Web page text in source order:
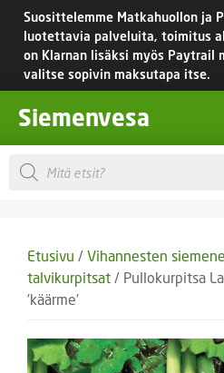
Siirry
sisältöön
Suosittelemme Matkahuollon ja
luotettavia palveluita, toimitus
on Klarnan lisäksi myös Paytrail
valitse sopivin maksutapa itse.
Siemenvesa
Products
search
Etusivu / Vihannesten
talvikurpitsat / Pullokurpitsa
’käärme’